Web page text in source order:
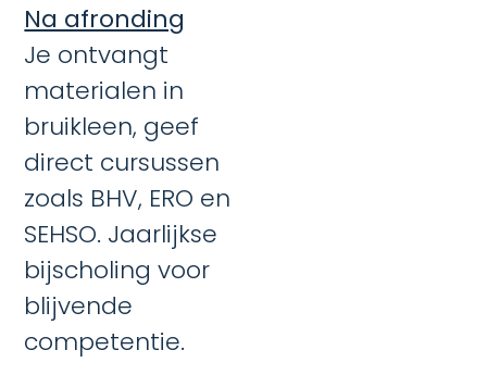
Na afronding
Je ontvangt
materialen in
bruikleen, geef
direct cursussen
zoals BHV, ERO en
SEHSO. Jaarlijkse
bijscholing voor
blijvende
competentie.